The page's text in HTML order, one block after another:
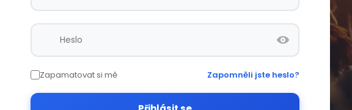
Zapamatovat si mě Zapomněli jste heslo?